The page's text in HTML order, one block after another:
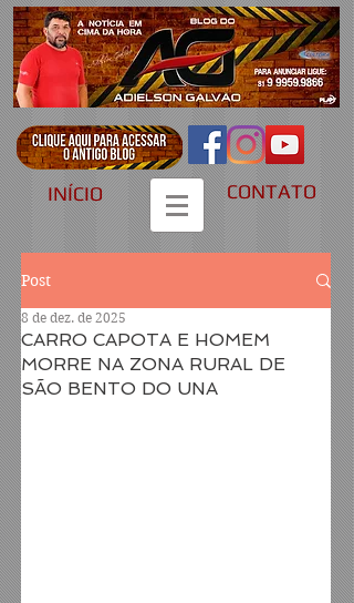
INÍCIO CONTATO
Post
CARRO CAPOTA E HOMEM
MORRE NA ZONA RURAL DE
SÃO BENTO DO UNA
8 de dez. de 2025